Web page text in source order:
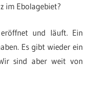
im Ebolagebiet?
und läuft. Ein
Es gibt wieder ein
sind aber weit von